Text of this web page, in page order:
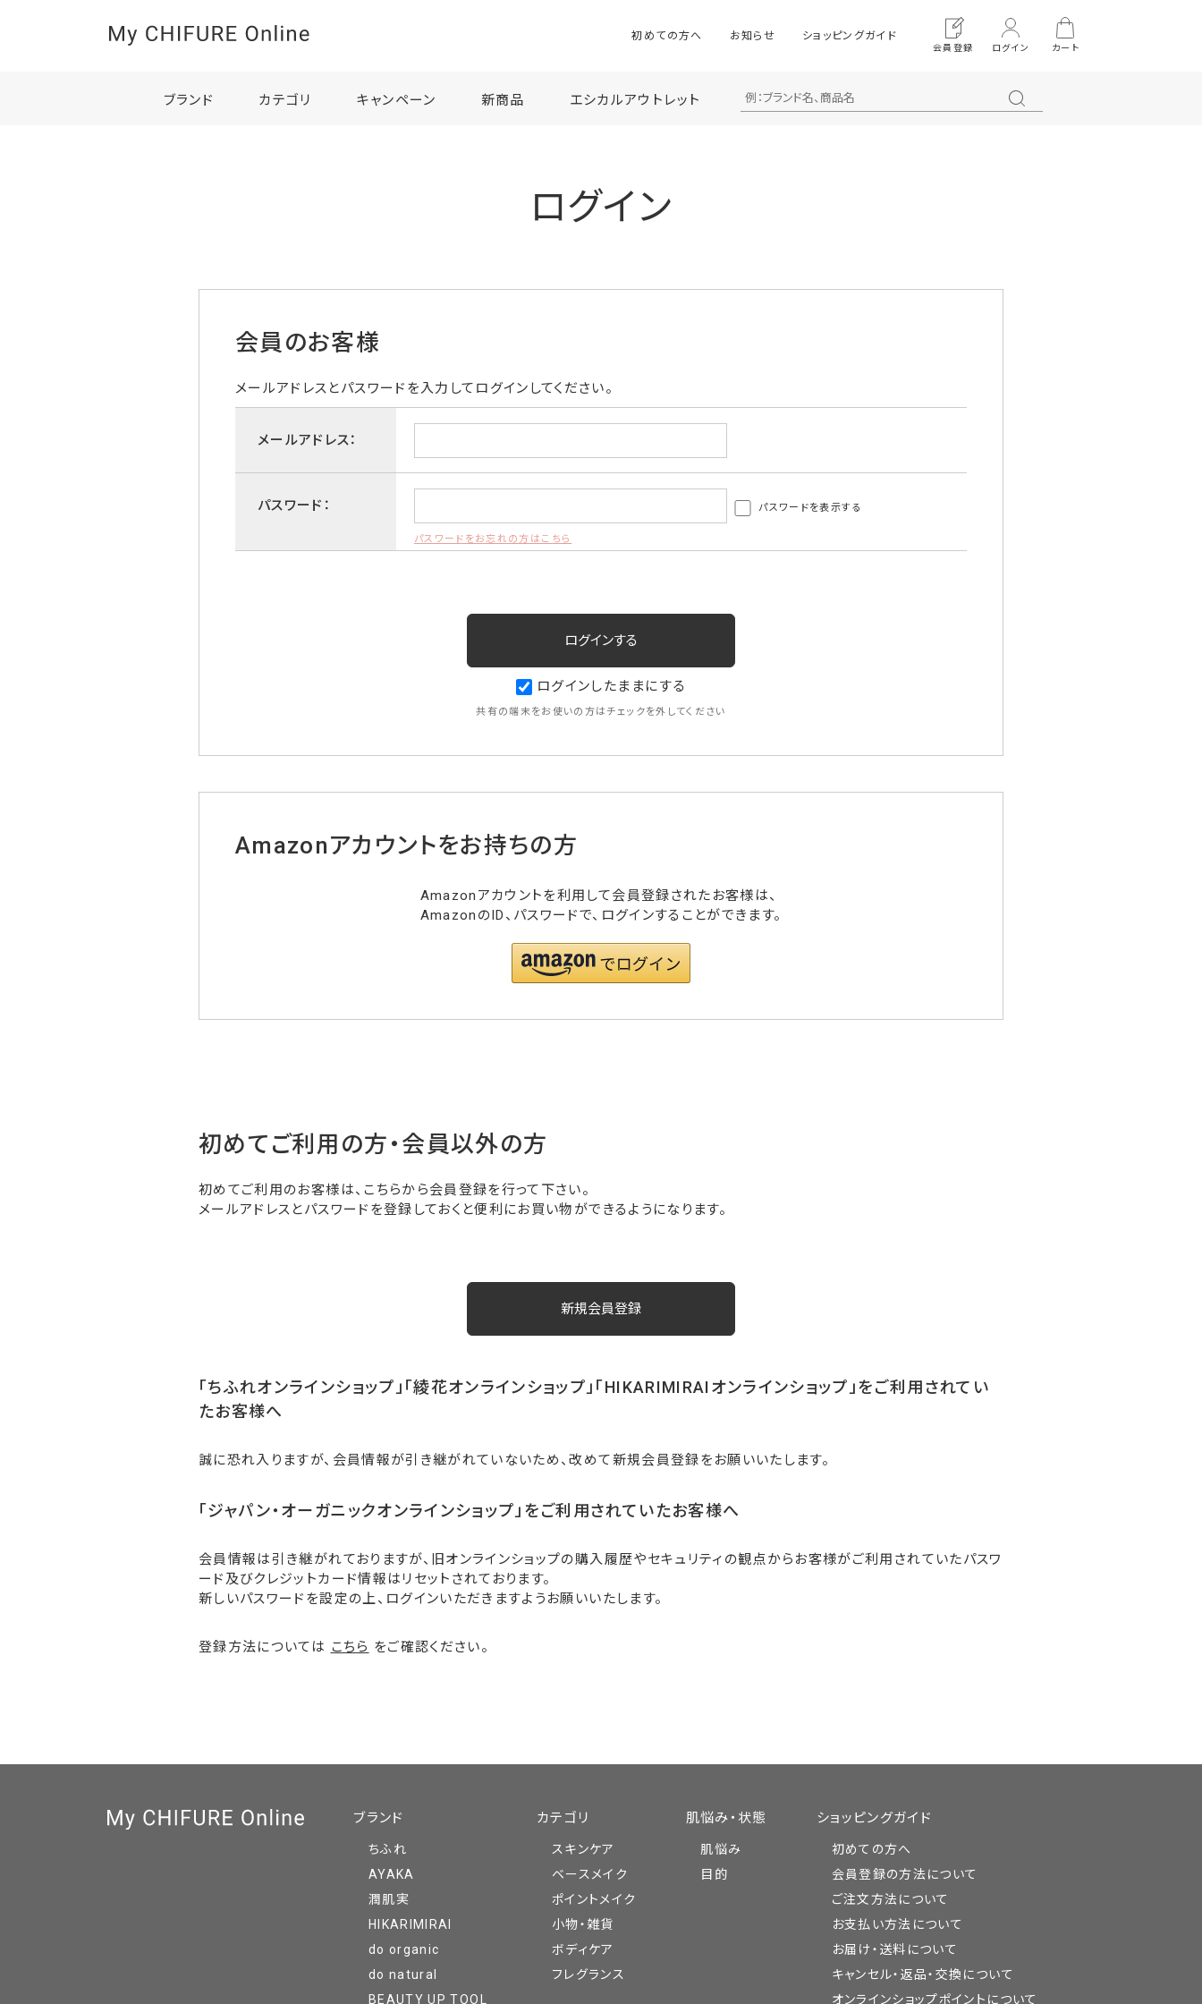
初めての方へ お知らせ ショッピングガイド
会員登録 ログイン カート
ブランド カテゴリ キャンペーン 新商品 エシカルアウトレット
ログイン
会員のお客様
メールアドレスとパスワードを入力してログインしてください。
メールアドレス：
パスワード： パスワードを表示する
パスワードをお忘れの方はこちら
ログインしたままにする
共有の端末をお使いの方はチェックを外してください
Amazonアカウントをお持ちの方
Amazonアカウントを利用して会員登録されたお客様は、
AmazonのID、パスワードで、ログインすることができます。
初めてご利用の方・会員以外の方
初めてご利用のお客様は、こちらから会員登録を行って下さい。
メールアドレスとパスワードを登録しておくと便利にお買い物ができるようになります。
「ちふれオンラインショップ」「綾花オンラインショップ」「HIKARIMIRAIオンラインショップ」をご利用されてい
たお客様へ
誠に恐れ入りますが、会員情報が引き継がれていないため、改めて新規会員登録をお願いいたします。
「ジャパン・オーガニックオンラインショップ」をご利用されていたお客様へ
会員情報は引き継がれておりますが、旧オンラインショップの購入履歴やセキュリティの観点からお客様がご利用されていたパスワ
ード及びクレジットカード情報はリセットされております。
新しいパスワードを設定の上、ログインいただきますようお願いいたします。
登録方法については こちら をご確認ください。
ブランド
ちふれ
AYAKA
潤肌実
HIKARIMIRAI
do organic
do natural
BEAUTY UP TOOL
カテゴリ
スキンケア
ベースメイク
ポイントメイク
小物・雑貨
ボディケア
フレグランス
肌悩み・状態
肌悩み
目的
ショッピングガイド
初めての方へ
会員登録の方法について
ご注文方法について
お支払い方法について
お届け・送料について
キャンセル・返品・交換について
オンラインショップポイントについて